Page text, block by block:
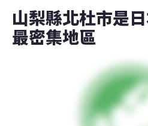
山梨縣北杜市是
最密集地區